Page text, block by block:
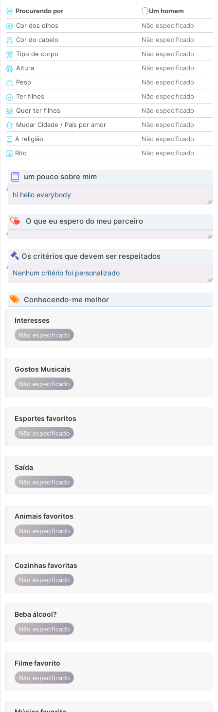
Procurando por
Um homem
Cor dos olhos
Não especificado
Cor do cabelo
Não especificado
Tipo de corpo
Não especificado
Altura
Não especificado
Peso
Não especificado
Ter filhos
Não especificado
Quer ter filhos
Não especificado
Mudar Cidade / País por amor
Não especificado
A religião
Não especificado
Rito
Não especificado
um pouco sobre mim
hi hello everybody
O que eu espero do meu parceiro
Os critérios que devem ser respeitados
Nenhum critério foi personalizado
Conhecendo-me melhor
Interesses
Não especificado
Gostos Musicais
Não especificado
Esportes favoritos
Não especificado
Saída
Não especificado
Animais favoritos
Não especificado
Cozinhas favoritas
Não especificado
Beba álcool?
Não especificado
Filme favorito
Não especificado